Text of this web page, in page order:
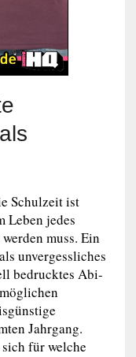
Schulzeit ist
Leben jedes
muss. Ein
unvergessliches
bedrucktes Abi-
Jahrgang.
für welche